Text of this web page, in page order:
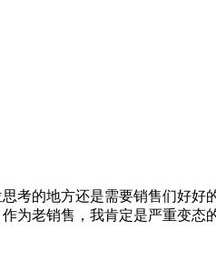
的地方还是需要销售们好好的
老销售，我肯定是严重变态